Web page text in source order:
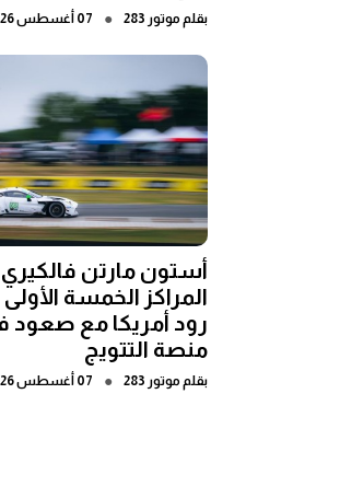
بقلم موتور 283 ● 07 أغسطس 2026
أستون مارتن
المراكز الخمسة
رود أمريكا مع صعود
منصة التتويج
بقلم موتور 283 ● 07 أغسطس 2026